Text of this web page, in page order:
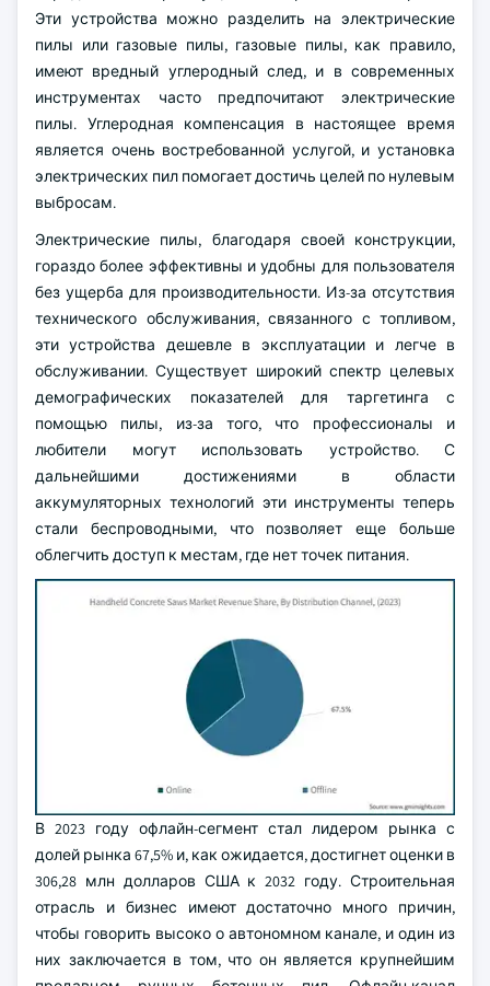
Эти устройства можно разделить на электрические
пилы или газовые пилы, газовые пилы, как правило,
имеют вредный углеродный след, и в современных
инструментах часто предпочитают электрические
пилы. Углеродная компенсация в настоящее время
является очень востребованной услугой, и установка
электрических пил помогает достичь целей по нулевым
выбросам.
Электрические пилы, благодаря своей конструкции,
гораздо более эффективны и удобны для пользователя
без ущерба для производительности. Из-за отсутствия
технического обслуживания, связанного с топливом,
эти устройства дешевле в эксплуатации и легче в
обслуживании. Существует широкий спектр целевых
демографических показателей для таргетинга с
помощью пилы, из-за того, что профессионалы и
любители могут использовать устройство. С
дальнейшими достижениями в области
аккумуляторных технологий эти инструменты теперь
стали беспроводными, что позволяет еще больше
облегчить доступ к местам, где нет точек питания.
В 2023 году офлайн-сегмент стал лидером рынка с
долей рынка 67,5% и, как ожидается, достигнет оценки в
306,28 млн долларов США к 2032 году. Строительная
отрасль и бизнес имеют достаточно много причин,
чтобы говорить высоко о автономном канале, и один из
них заключается в том, что он является крупнейшим